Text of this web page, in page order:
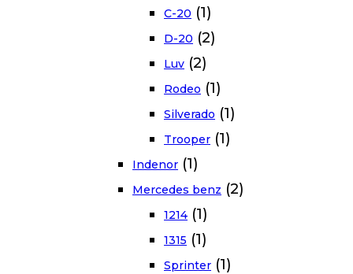
C-20 (1)
D-20 (2)
Luv (2)
Rodeo (1)
Silverado (1)
Trooper (1)
Indenor (1)
Mercedes benz (2)
1214 (1)
1315 (1)
Sprinter (1)